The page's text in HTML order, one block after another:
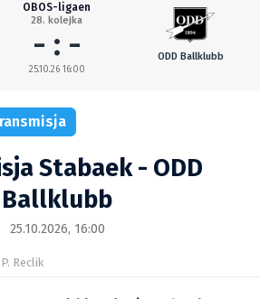
OBOS-ligaen
28. kolejka
- : -
25.10.26 16:00
ODD Ballklubb
Stabaek - ODD
Ballklubb
25.10.2026, 16:00
Reclik